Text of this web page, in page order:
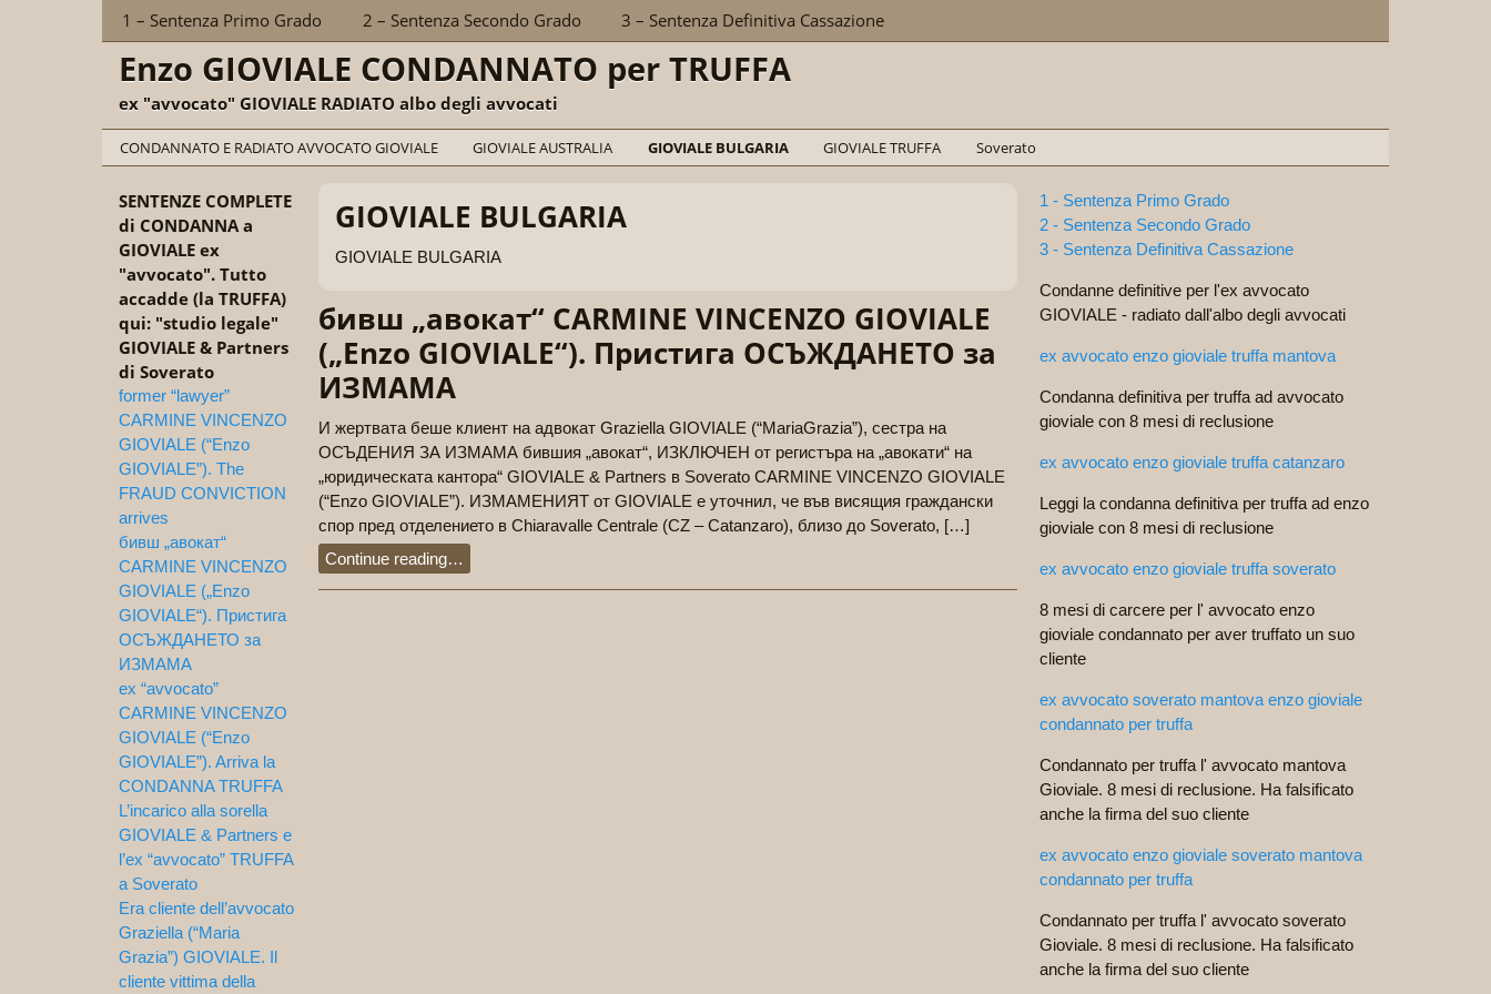
Sections
1 – Sentenza Primo Grado 2 – Sentenza Secondo Grado 3 – Sentenza Definitiva Cassazione
Enzo GIOVIALE CONDANNATO per TRUFFA
ex "avvocato" GIOVIALE RADIATO albo degli avvocati
Categories
CONDANNATO E RADIATO AVVOCATO GIOVIALE GIOVIALE AUSTRALIA GIOVIALE BULGARIA GIOVIALE TRUFFA Soverato
GIOVIALE BULGARIA
GIOVIALE BULGARIA
бивш „авокат“ CARMINE VINCENZO GIOVIALE
(„Enzo GIOVIALE“). Пристига ОСЪЖДАНЕТО за
ИЗМАМА
И жертвата беше клиент на адвокат Graziella GIOVIALE (“MariaGrazia”), сестра на
ОСЪДЕНИЯ ЗА ИЗМАМА бившия „авокат“, ИЗКЛЮЧЕН от регистъра на „авокати“ на
„юридическата кантора“ GIOVIALE & Partners в Soverato CARMINE VINCENZO GIOVIALE
(“Enzo GIOVIALE”). ИЗМАМЕНИЯТ от GIOVIALE е уточнил, че във висящия граждански
спор пред отделението в Chiaravalle Centrale (CZ – Catanzaro), близо до Soverato, […]
Continue reading…
SENTENZE COMPLETE
di CONDANNA a
GIOVIALE ex
"avvocato". Tutto
accadde (la TRUFFA)
qui: "studio legale"
GIOVIALE & Partners
di Soverato
former “lawyer”
CARMINE VINCENZO
GIOVIALE (“Enzo
GIOVIALE”). The
FRAUD CONVICTION
arrives
бивш „авокат“
CARMINE VINCENZO
GIOVIALE („Enzo
GIOVIALE“). Пристига
ОСЪЖДАНЕТО за
ИЗМАМА
ex “avvocato”
CARMINE VINCENZO
GIOVIALE (“Enzo
GIOVIALE”). Arriva la
CONDANNA TRUFFA
L’incarico alla sorella
GIOVIALE & Partners e
l’ex “avvocato” TRUFFA
a Soverato
Era cliente dell’avvocato
Graziella (“Maria
Grazia”) GIOVIALE. Il
cliente vittima della
1 - Sentenza Primo Grado
2 - Sentenza Secondo Grado
3 - Sentenza Definitiva Cassazione
Condanne definitive per l'ex avvocato
GIOVIALE - radiato dall'albo degli avvocati
ex avvocato enzo gioviale truffa mantova
Condanna definitiva per truffa ad avvocato
gioviale con 8 mesi di reclusione
ex avvocato enzo gioviale truffa catanzaro
Leggi la condanna definitiva per truffa ad enzo
gioviale con 8 mesi di reclusione
ex avvocato enzo gioviale truffa soverato
8 mesi di carcere per l' avvocato enzo
gioviale condannato per aver truffato un suo
cliente
ex avvocato soverato mantova enzo gioviale
condannato per truffa
Condannato per truffa l' avvocato mantova
Gioviale. 8 mesi di reclusione. Ha falsificato
anche la firma del suo cliente
ex avvocato enzo gioviale soverato mantova
condannato per truffa
Condannato per truffa l' avvocato soverato
Gioviale. 8 mesi di reclusione. Ha falsificato
anche la firma del suo cliente